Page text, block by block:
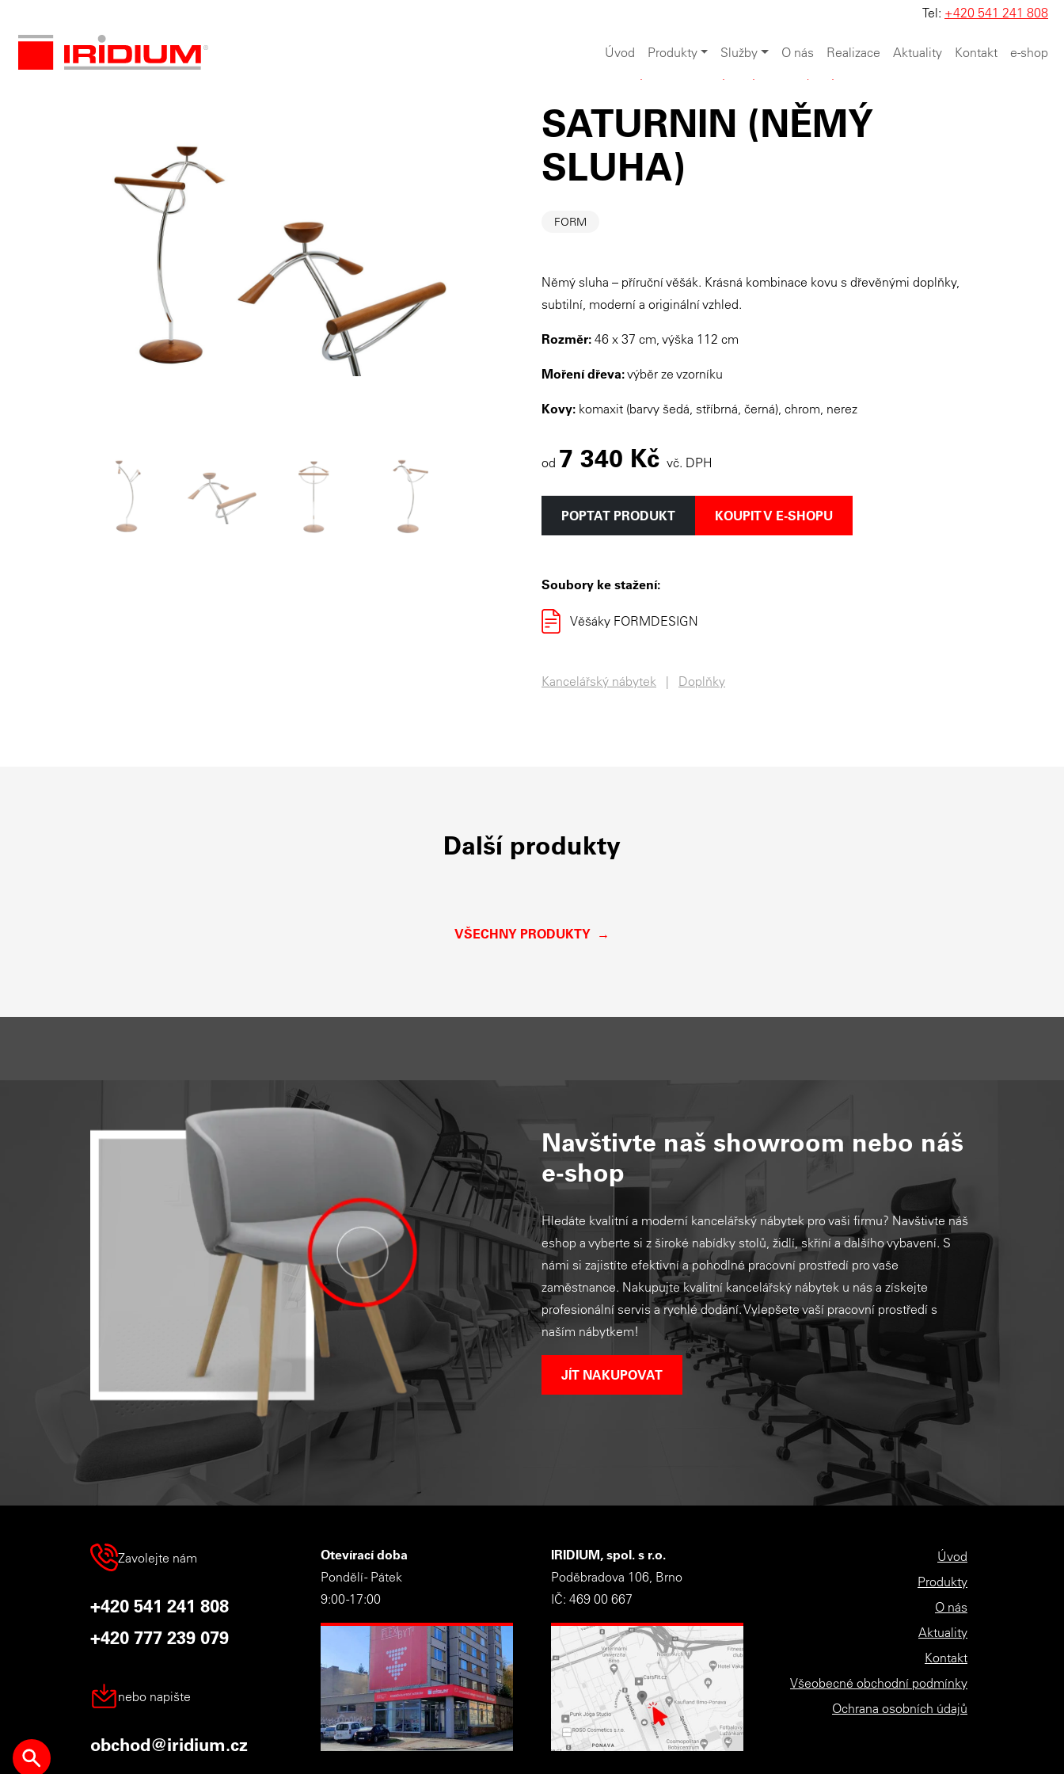
Tel: +420 541 241 808
Úvod Produkty Služby O nás Realizace Aktuality Kontakt
e-shop
SATURNIN (NĚMÝ
SLUHA)
FORM
Němý sluha – příruční věšák. Krásná kombinace kovu s dřevěnými doplňky,
subtilní, moderní a originální vzhled.
Rozměr: 46 x 37 cm, výška 112 cm
Moření dřeva:výběr ze vzorníku
Kovy: komaxit (barvy šedá, stříbrná, černá), chrom, nerez
od 7 340 Kč vč. DPH
POPTAT PRODUKT KOUPIT V E-SHOPU
Soubory ke stažení:
Věšáky FORMDESIGN
Kancelářský nábytek Doplňky
Další produkty
VŠECHNY PRODUKTY
Navštivte naš showroom nebo náš
e-shop
Hledáte kvalitní a moderní kancelářský nábytek pro vaši firmu? Navštivte náš
eshop a vyberte si z široké nabídky stolů, židlí, skříní a dalšího vybavení. S
námi si zajistíte efektivní a pohodlné pracovní prostředí pro vaše
zaměstnance. Nakupujte kvalitní kancelářský nábytek u nás a získejte
profesionální servis a rychlé dodání. Vylepšete vaší pracovní prostředí s
naším nábytkem!
JÍT NAKUPOVAT
Zavolejte nám
+420 541 241 808
+420 777 239 079
nebo napište
obchod@iridium.cz
Otevírací doba
Pondělí - Pátek
9:00 -17:00
IRIDIUM, spol. s r.o.
Poděbradova 106, Brno
IČ: 469 00 667
Úvod
Produkty
O nás
Aktuality
Kontakt
Všeobecné obchodní podmínky
Ochrana osobních údajů